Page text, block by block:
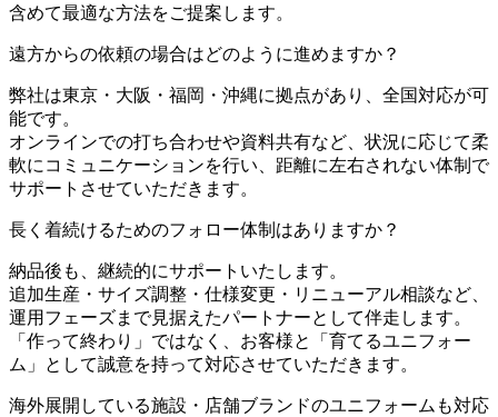
含めて最適な方法をご提案します。
遠方からの依頼の場合はどのように進めますか？
弊社は東京・大阪・福岡・沖縄に拠点があり、全国対応が可
能です。
オンラインでの打ち合わせや資料共有など、状況に応じて柔
軟にコミュニケーションを行い、距離に左右されない体制で
サポートさせていただきます。
長く着続けるためのフォロー体制はありますか？
納品後も、継続的にサポートいたします。
追加生産・サイズ調整・仕様変更・リニューアル相談など、
運用フェーズまで見据えたパートナーとして伴走します。
「作って終わり」ではなく、お客様と「育てるユニフォー
ム」として誠意を持って対応させていただきます。
海外展開している施設・店舗ブランドのユニフォームも対応